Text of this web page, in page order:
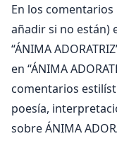
En los
añadir si no están)
“ÁNIMA
en “ÁNIMA
comentarios
poesía,
sobre ÁNIMA